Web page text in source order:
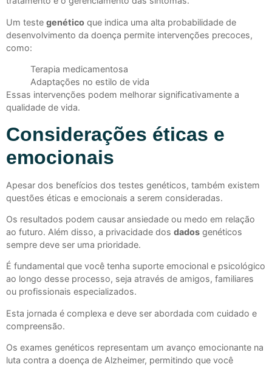
Um teste genético que indica uma alta probabilidade de
desenvolvimento da doença permite intervenções precoces,
como:
Terapia medicamentosa
Adaptações no estilo de vida
Essas intervenções podem melhorar significativamente a
qualidade de vida.
Considerações éticas e
emocionais
Apesar dos benefícios dos testes genéticos, também existem
questões éticas e emocionais a serem consideradas.
Os resultados podem causar ansiedade ou medo em relação
ao futuro. Além disso, a privacidade dos dados genéticos
sempre deve ser uma prioridade.
É fundamental que você tenha suporte emocional e psicológico
ao longo desse processo, seja através de amigos, familiares
ou profissionais especializados.
Esta jornada é complexa e deve ser abordada com cuidado e
compreensão.
Os exames genéticos representam um avanço emocionante na
luta contra a doença de Alzheimer, permitindo que você